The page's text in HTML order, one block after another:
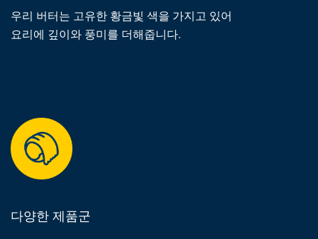
우리 버터는 고유한 황금빛 색을 가지고 있어
요리에 깊이와 풍미를 더해줍니다.
다양한 제품군